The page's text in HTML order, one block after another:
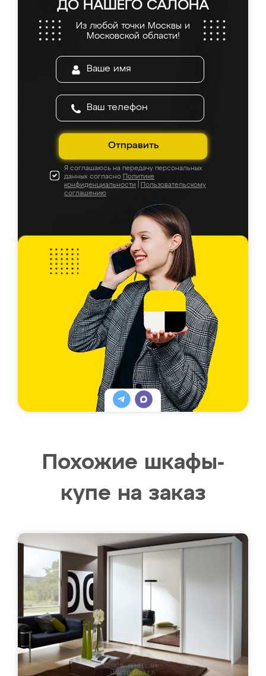
ДО НАШЕГО САЛОНА
Из любой точки Москвы и
Московской области!
Отправить
Я соглашаюсь на передачу персональных
данных согласно Политике
конфиденциальности
Пользовательскому
соглашению
Похожие шкафы-
купе на заказ